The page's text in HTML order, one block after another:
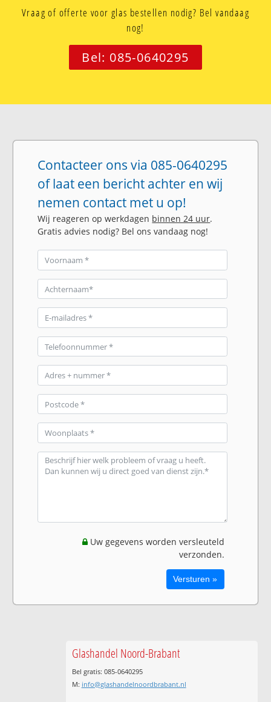
Vraag of offerte voor glas bestellen nodig? Bel vandaag
nog!
Bel: 085-0640295
Contacteer ons via 085-0640295
of laat een bericht achter en wij
nemen contact met u op!
Wij reageren op werkdagen binnen 24 uur.
Gratis advies nodig? Bel ons vandaag nog!
Uw gegevens worden versleuteld
verzonden.
Glashandel Noord-Brabant
Bel gratis: 085-0640295
M: info@glashandelnoordbrabant.nl